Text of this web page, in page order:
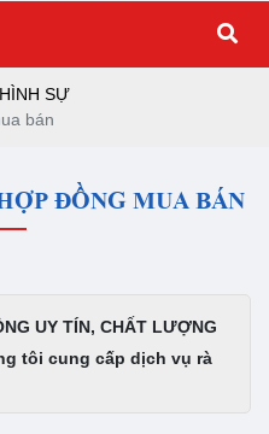
SỰ
bán
ĐỒNG MUA BÁN
UY TÍN, CHẤT LƯỢNG
tôi cung cấp dịch vụ rà